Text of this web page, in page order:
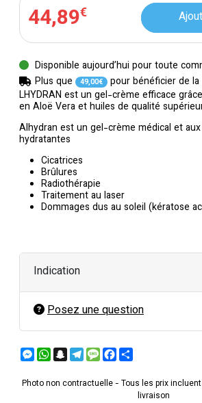
LHYDRAN est un gel-crème efficace
en Aloë Vera et huiles de qualité
Alhydran est un gel-crème médical et
hydratantes
Cicatrices
Brûlures
Radiothérapie
Traitement au laser
Dommages dus au soleil (kératose
44,89€
Disponible aujourd’hui pour toute
Plus que
49,00€ pour bénéficier de la
Indication
Posez une question
Messenger
WhatsApp
Snapchat
Telegram
MessageFacebook
Photo non contractuelle - Tous les prix
livraison